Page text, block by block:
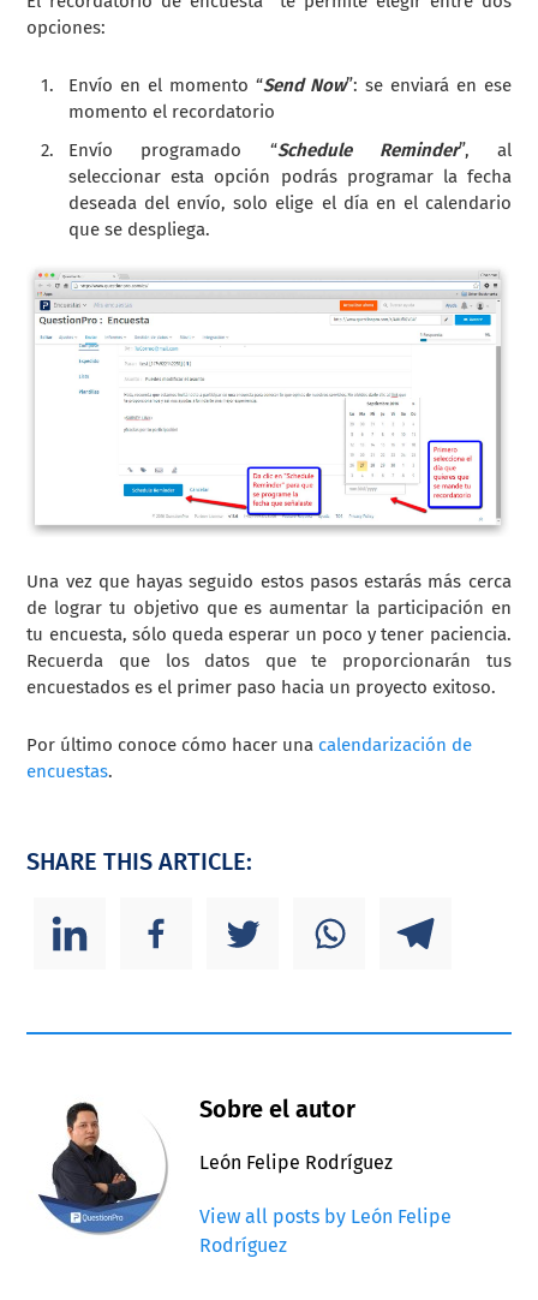
opciones:
Envío en el momento “Send Now”: se enviará en ese
momento el recordatorio
Envío programado “Schedule Reminder”, al
seleccionar esta opción podrás programar la fecha
deseada del envío, solo elige el día en el calendario
que se despliega.
Una vez que hayas seguido estos pasos estarás más cerca
de lograr tu objetivo que es aumentar la participación en
tu encuesta, sólo queda esperar un poco y tener paciencia.
Recuerda que los datos que te proporcionarán tus
encuestados es el primer paso hacia un proyecto exitoso.
Por último conoce cómo hacer una calendarización de
encuestas.
SHARE THIS ARTICLE:
Sobre el autor
León Felipe Rodríguez
View all posts by León Felipe
Rodríguez